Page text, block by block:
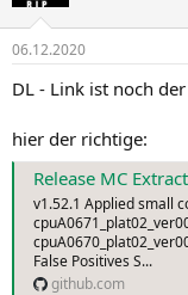
e
:
06.12.2020
DL - Link ist noch
hier der richtige:
Release MC
v1.52.1 Applied small
False Positives S...
github.com